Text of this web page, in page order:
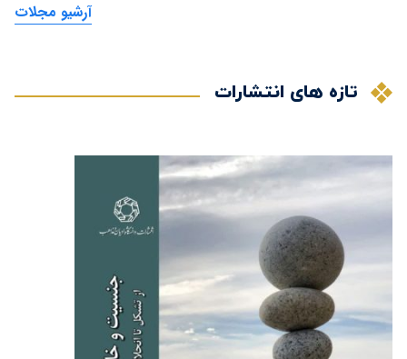
آرشیو مجلات
تازه های انتشارات